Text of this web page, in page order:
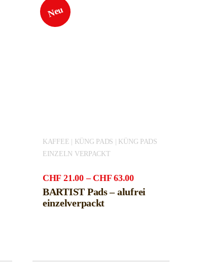
Neu
KAFFEE | KÜNG PADS | KÜNG PADS
EINZELN VERPACKT
CHF 21.00 – CHF 63.00Preisspanne:
CHF21.00
bis
BARTIST Pads – alufrei
einzelverpackt